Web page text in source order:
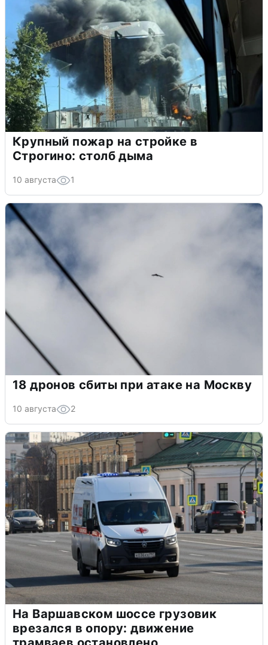
Крупный пожар на стройке в
Строгино: столб дыма
10 августа 1
18 дронов сбиты при атаке на Москву
10 августа 2
На Варшавском шоссе грузовик
врезался в опору: движение